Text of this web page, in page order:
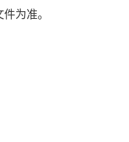
为准。